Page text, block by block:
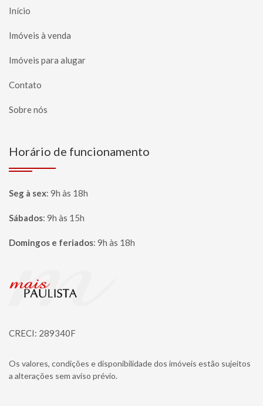
Início
Imóveis à venda
Imóveis para alugar
Contato
Sobre nós
Horário de funcionamento
Seg à sex: 9h às 18h
Sábados: 9h às 15h
Domingos e feriados: 9h às 18h
Página inicial
CRECI: 289340F
Os valores, condições e disponibilidade dos imóveis estão sujeitos
a alterações sem aviso prévio.